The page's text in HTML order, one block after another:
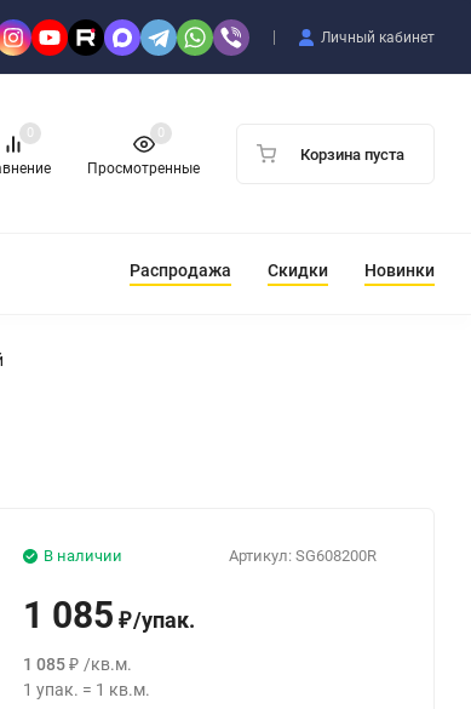
Личный кабинет
0
Просмотренные
0
Корзина пуста
Распродажа Скидки Новинки
Артикул: SG608200R
В наличии
1 085 ₽/упак.
1 085 ₽ /кв.м.
1 упак. = 1 кв.м.